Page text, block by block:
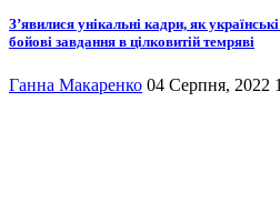
З’явилися унікальні кадри, як
бойові завдання в цілковитій темряві
Ганна Макаренко 04 Серпня, 2022